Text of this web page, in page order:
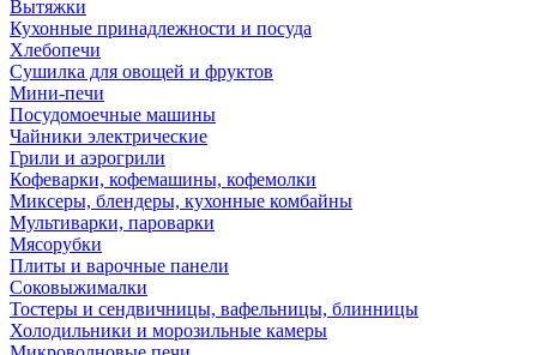
Вытяжки
Кухонные принадлежности и посуда
Хлебопечи
Сушилка для овощей и фруктов
Мини-печи
Посудомоечные машины
Чайники электрические
Грили и аэрогрили
Кофеварки, кофемашины, кофемолки
Миксеры, блендеры, кухонные комбайны
Мультиварки, пароварки
Мясорубки
Плиты и варочные панели
Соковыжималки
Тостеры и сендвичницы, вафельницы, блинницы
Холодильники и морозильные камеры